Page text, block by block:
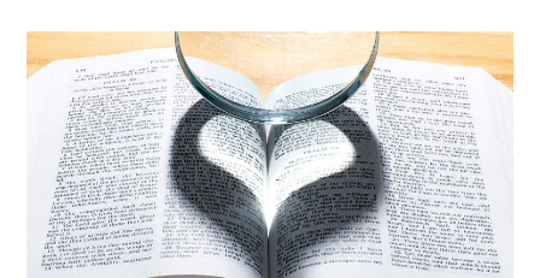
थी कि क्यों मैं इस पृथ्वी पर रहती हूं, मेरे जीवन का उद्देश्य क्या है और मरने के बाद मेरे साथ
क्या होगा। किशोरावस्था के शुरू होने पर यह सवाल बड़ा होता गया, लेकिन मुझे कहीं भी
उसका जवाब नहीं मिल सकता था। व्यावसायिक स्कूल से ग्रेजुएट होने के बाद, मैं…